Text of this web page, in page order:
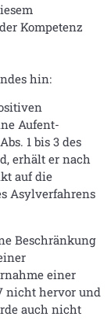
Kompetenz
hin:
Aufent-
1 bis 3 des
erhält er nach
auf die
Asylverfahrens
Beschränkung
einer
nicht hervor und
auch nicht